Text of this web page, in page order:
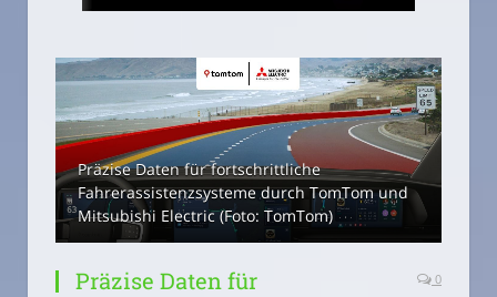
Präzise Daten für fortschrittliche
Fahrerassistenzsysteme durch TomTom und
Mitsubishi Electric (Foto: TomTom)
Präzise Daten für
0